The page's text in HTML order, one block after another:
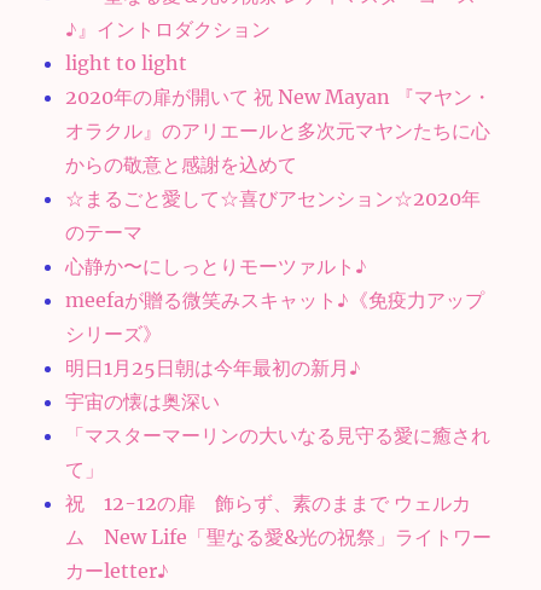
♪』イントロダクション
light to light
2020年の扉が開いて 祝 New Mayan 『マヤン・
オラクル』のアリエールと多次元マヤンたちに心
からの敬意と感謝を込めて
☆まるごと愛して☆喜びアセンション☆2020年
のテーマ
心静か〜にしっとりモーツァルト♪
meefaが贈る微笑みスキャット♪《免疫力アップ
シリーズ》
明日1月25日朝は今年最初の新月♪
宇宙の懐は奥深い
「マスターマーリンの大いなる見守る愛に癒され
て」
祝 12-12の扉 飾らず、素のままで ウェルカ
ム New Life「聖なる愛&光の祝祭」ライトワー
カーletter♪